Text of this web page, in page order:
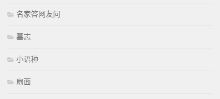
名家答网友问
墓志
小语种
扇面